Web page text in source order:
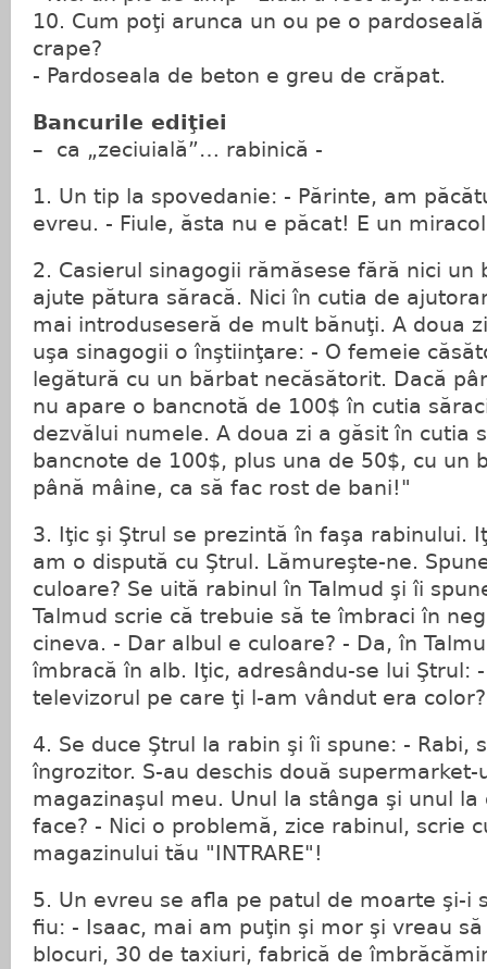
10. Cum poţi arunca un ou pe o
crape?
- Pardoseala de beton e greu de crăpat.
Bancurile ediţiei
– ca „zeciuială”… rabinică -
1. Un tip la spovedanie: - Părinte, am
evreu. - Fiule, ăsta nu e păcat! E un
2. Casierul sinagogii rămăsese fără nici un
ajute pătura săracă. Nici în cutia de
mai introduseseră de mult bănuţi. A doua
uşa sinagogii o înştiinţare: - O femeie
legătură cu un bărbat necăsătorit. Dacă
nu apare o bancnotă de 100$ în cutia
dezvălui numele. A doua zi a găsit în cutia
bancnote de 100$, plus una de 50$, cu un
până mâine, ca să fac rost de bani!"
3. Iţic şi Ştrul se prezintă în faşa rabinului.
am o dispută cu Ştrul. Lămureşte-ne.
culoare? Se uită rabinul în Talmud şi îi
Talmud scrie că trebuie să te îmbraci în
cineva. - Dar albul e culoare? - Da, în
îmbracă în alb. Iţic, adresându-se lui Ştrul:
televizorul pe care ţi l-am vândut era
4. Se duce Ştrul la rabin şi îi spune: - Rabi,
îngrozitor. S-au deschis două supermarket-
magazinaşul meu. Unul la stânga şi unul
face? - Nici o problemă, zice rabinul, scrie
magazinului tău "INTRARE"!
5. Un evreu se afla pe patul de moarte şi-i
fiu: - Isaac, mai am puţin şi mor şi vreau
blocuri, 30 de taxiuri, fabrică de